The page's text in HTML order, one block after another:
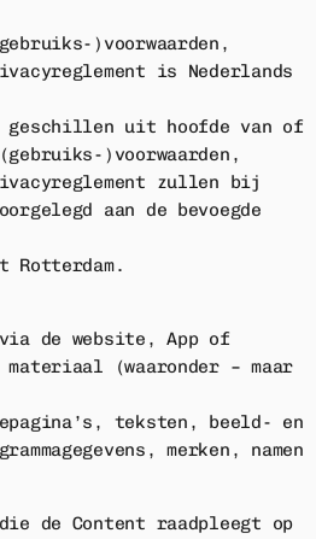
)voorwaarden,
is Nederlands
geschillen uit hoofde van of
)voorwaarden,
zullen bij
aan de bevoegde
Rotterdam.
de website, App of
(waaronder – maar
teksten, beeld- en
merken, namen
de Content raadpleegt op